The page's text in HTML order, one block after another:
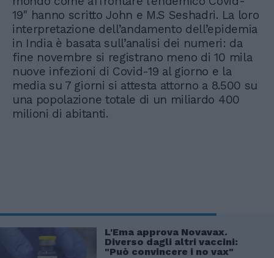
19" hanno scritto John e M.S Seshadri. La loro
interpretazione dell’andamento dell’epidemia
in India è basata sull’analisi dei numeri: da
fine novembre si registrano meno di 10 mila
nuove infezioni di Covid-19 al giorno e la
media su 7 giorni si attesta attorno a 8.500 su
una popolazione totale di un miliardo 400
milioni di abitanti.
L'Ema approva Novavax.
Diverso dagli altri vaccini:
"Può convincere i no vax"